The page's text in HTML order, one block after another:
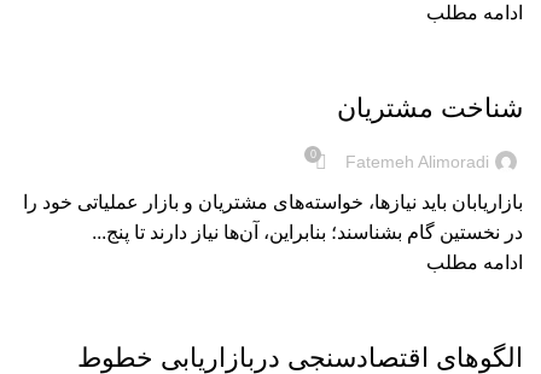
ادامه مطلب
شناخت مشتریان
Fatemeh Alimoradi
0
بازاریابان باید نیازها، خواسته‌های مشتریان و بازار عملیاتی خود را
در نخستین گام بشناسند؛ بنابراین، آن‌ها نیاز دارند تا پنج...
ادامه مطلب
الگو‌های اقتصادسنجی دربازاریابی خطوط